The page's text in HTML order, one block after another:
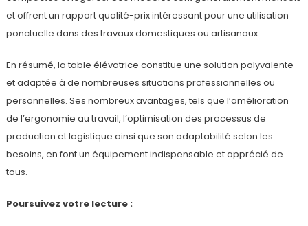
et offrent un rapport qualité-prix intéressant pour une utilisation
ponctuelle dans des travaux domestiques ou artisanaux.
En résumé, la table élévatrice constitue une solution polyvalente
et adaptée à de nombreuses situations professionnelles ou
personnelles. Ses nombreux avantages, tels que l’amélioration
de l’ergonomie au travail, l’optimisation des processus de
production et logistique ainsi que son adaptabilité selon les
besoins, en font un équipement indispensable et apprécié de
tous.
Poursuivez votre lecture :